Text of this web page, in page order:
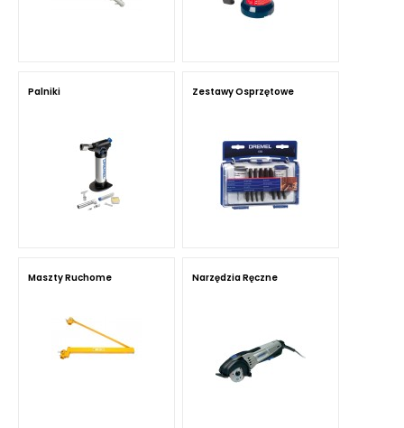
Palniki Zestawy Osprzętowe
Maszty Ruchome Narzędzia Ręczne